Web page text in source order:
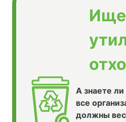
А знаете
все
должны